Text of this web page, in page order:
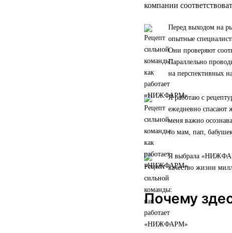
компании
Перед выходом на
опытные
Они проверяют
Параллельно
на перспективных
Я работаю с
ежедневно спасают
меня важно
то мам, пап,
Я выбрала
качество жизни
Почему